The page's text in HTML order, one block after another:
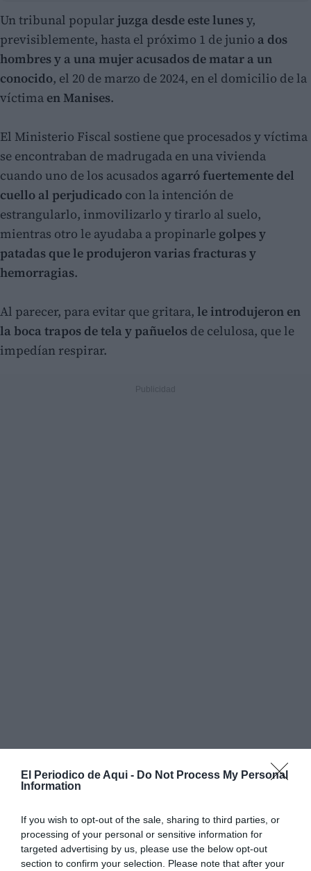
El Periodico de Aqui - Do Not Process My Personal
Information
If you wish to opt-out of the sale, sharing to third parties, or
processing of your personal or sensitive information for
targeted advertising by us, please use the below opt-out
section to confirm your selection. Please note that after your
Un tribunal popularjuzga desde este lunesy,
previsiblemente, hasta el próximo 1 de junio a dos
hombres y a una mujer acusados de matar a un
conocido, el 20 de marzo de 2024, en el domicilio de la
víctima en Manises.
El Ministerio Fiscal sostiene que procesados y víctima
se encontraban de madrugada en una vivienda
cuando uno de los acusados agarró fuertemente del
cuello al perjudicado con la intención de
estrangularlo, inmovilizarlo y tirarlo al suelo,
mientras otro le ayudaba a propinarle golpes y
patadas que le produjeron varias fracturas y
hemorragias.
Al parecer, para evitar que gritara, le introdujeron en
la boca trapos de tela y pañuelos de celulosa, que le
impedían respirar.
La Fiscalía apunta a un móvil económico
La acusación pública considera que los acusados
actuaron con la intención derobar a la víctima